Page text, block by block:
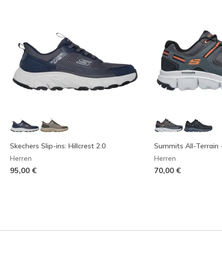
Skechers Slip-ins: Hillcrest 2.0
Herren
95,00 €
Summits All-Terrain
Herren
70,00 €